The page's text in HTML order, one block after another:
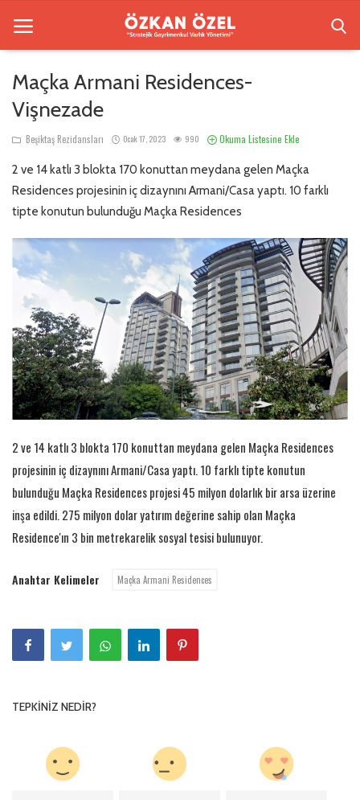
Anasayfa
Beşiktaş Rezidansları
İletişim
Bilgilendirme
Sektörel Bilgi
Galeri
Türkçe
Maçka Armani Residences-
Vişnezade
Beşiktaş Rezidansları Ocak 17, 2023 990 Okuma Listesine Ekle
2 ve 14 katlı 3 blokta 170 konuttan meydana gelen Maçka
Residences projesinin iç dizaynını Armani/Casa yaptı. 10 farklı
tipte konutun bulunduğu Maçka Residences
2 ve 14 katlı 3 blokta 170 konuttan meydana gelen Maçka Residences
projesinin iç dizaynını Armani/Casa yaptı. 10 farklı tipte konutun
bulunduğu Maçka Residences projesi 45 milyon dolarlık bir arsa üzerine
inşa edildi. 275 milyon dolar yatırım değerine sahip olan Maçka
Residence'ın 3 bin metrekarelik sosyal tesisi bulunuyor.
Anahtar Kelimeler Maçka Armani Residences
TEPKINIZ NEDIR?